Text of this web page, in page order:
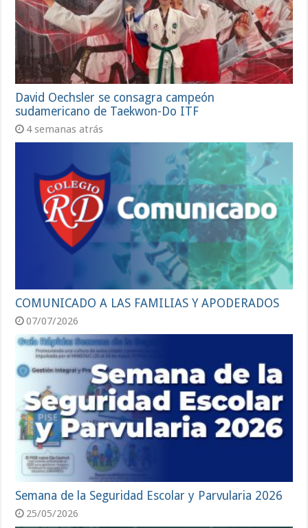
David Oechsler se consagra campeón
sudamericano de Taekwon-Do ITF
4 semanas atrás
COMUNICADO A LAS FAMILIAS Y APODERADOS
07/07/2026
Semana de la Seguridad Escolar y Parvularia 2026
25/05/2026